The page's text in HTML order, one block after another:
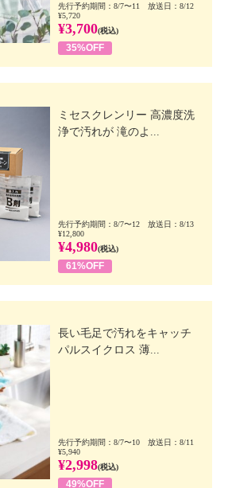
先行予約期間：8/7〜11 放送日：8/12
¥5,720
¥3,700(税込)
35%OFF
ミセスクレンリー 高濃度洗
浄で汚れが 滝のよ...
先行予約期間：8/7〜12 放送日：8/13
¥12,800
¥4,980(税込)
61%OFF
長い毛足で汚れをキャッチ
パルスイクロス 薄...
先行予約期間：8/7〜10 放送日：8/11
¥5,940
¥2,998(税込)
49%OFF